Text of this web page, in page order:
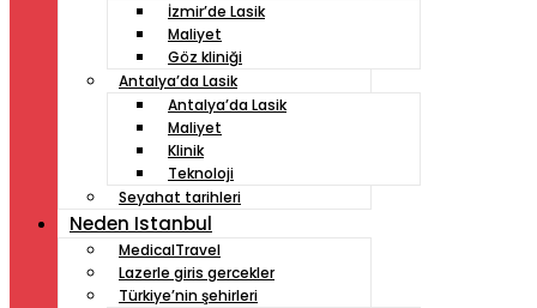
İzmir’de Lasik
Maliyet
Göz kliniği
Antalya’da Lasik
Antalya’da Lasik
Maliyet
Klinik
Teknoloji
Seyahat tarihleri
Neden Istanbul
MedicalTravel
Lazerle giris gercekler
Türkiye’nin şehirleri